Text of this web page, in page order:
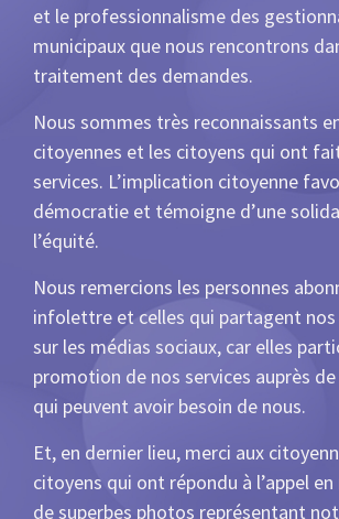
et le professionnalisme des
municipaux que nous rencontrons
traitement des demandes.
Nous sommes très reconnaissants
citoyennes et les citoyens qui ont
services. L’implication citoyenne
démocratie et témoigne d’une
l’équité.
Nous remercions les personnes
infolettre et celles qui partagent
sur les médias sociaux, car elles
promotion de nos services auprès
qui peuvent avoir besoin de nous.
Et, en dernier lieu, merci aux
citoyens qui ont répondu à l’appel
de superbes photos représentant